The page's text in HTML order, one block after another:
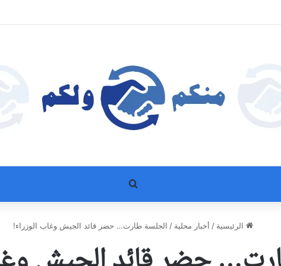
بحث عن
الرئيسية / أخبار محلية / الجلسة طارت… حضر قائد الجيش وغاب الوزراء!